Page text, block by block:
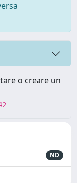
o creare un
ND